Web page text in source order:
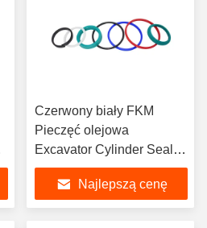
Czerwony biały FKM
Pieczęć olejowa
Excavator Cylinder Seal
Kits 215-2023 Do
warsztatów remontowych
Najlepszą cenę